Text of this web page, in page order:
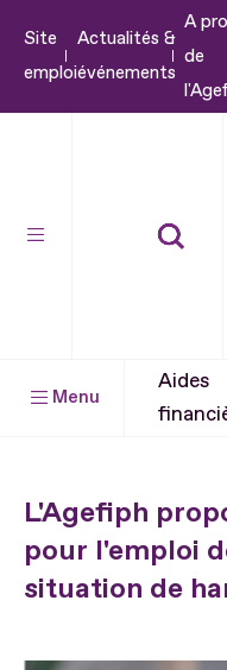
Aller
Site
emploi
Actualités &
événements
A
de
Menu
Aides
L'Agefiph
pour l'emploi
situation de